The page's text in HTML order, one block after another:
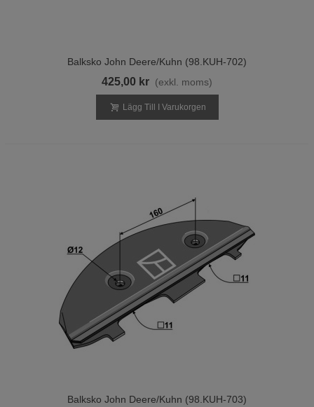
Balksko John Deere/Kuhn (98.KUH-702)
425,00 kr (exkl. moms)
Lägg Till I Varukorgen
Balksko John Deere/Kuhn (98.KUH-703)